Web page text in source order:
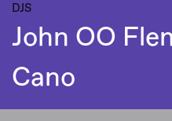
DJS
John OO
Cano